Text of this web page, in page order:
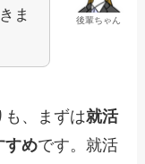
後輩ちゃん
ま
も、まずは就活
すめです。就活